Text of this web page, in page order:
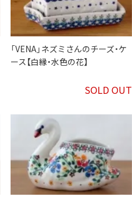
「VENA」ネズミさんのチーズ・ケ
ース【白縁・水色の花】
SOLD OUT